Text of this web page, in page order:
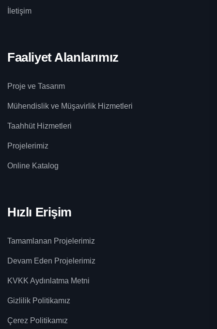
İletişim
Faaliyet Alanlarımız
Proje ve Tasarım
Mühendislik ve Müşavirlik Hizmetleri
Taahhüt Hizmetleri
Projelerimiz
Online Katalog
Hızlı Erişim
Tamamlanan Projelerimiz
Devam Eden Projelerimiz
KVKK Aydınlatma Metni
Gizlilik Politikamız
Çerez Politikamız